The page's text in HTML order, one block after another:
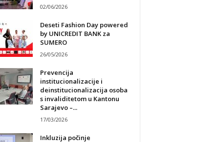
02/06/2026
Deseti Fashion Day powered
by UNICREDIT BANK za
SUMERO
26/05/2026
Prevencija
institucionalizacije i
deinstitucionalizacija osoba
s invaliditetom u Kantonu
Sarajevo –...
17/03/2026
Inkluzija počinje